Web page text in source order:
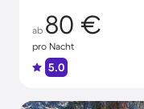
ab 80 €
pro Nacht
5.0